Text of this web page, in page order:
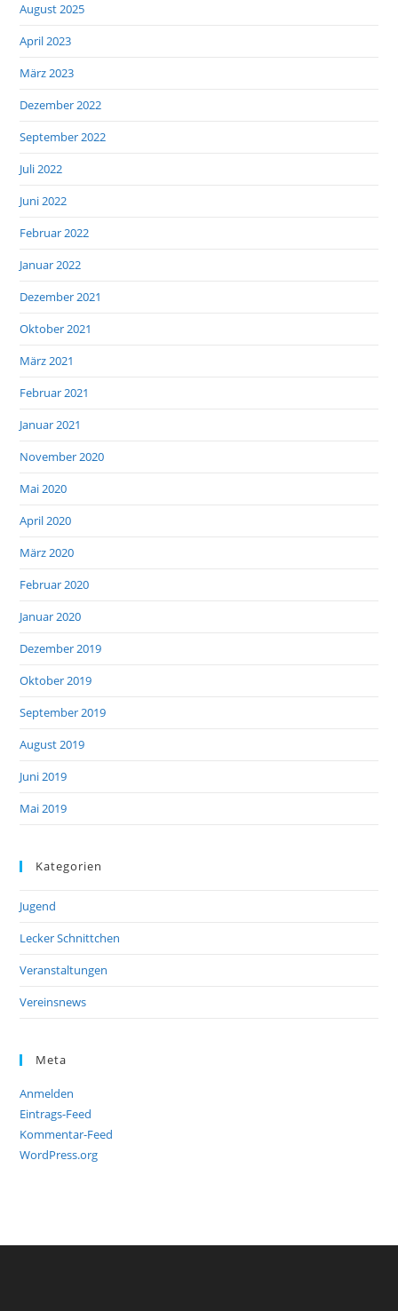
August 2025
April 2023
März 2023
Dezember 2022
September 2022
Juli 2022
Juni 2022
Februar 2022
Januar 2022
Dezember 2021
Oktober 2021
März 2021
Februar 2021
Januar 2021
November 2020
Mai 2020
April 2020
März 2020
Februar 2020
Januar 2020
Dezember 2019
Oktober 2019
September 2019
August 2019
Juni 2019
Mai 2019
Kategorien
Jugend
Lecker Schnittchen
Veranstaltungen
Vereinsnews
Meta
Anmelden
Eintrags-Feed
Kommentar-Feed
WordPress.org